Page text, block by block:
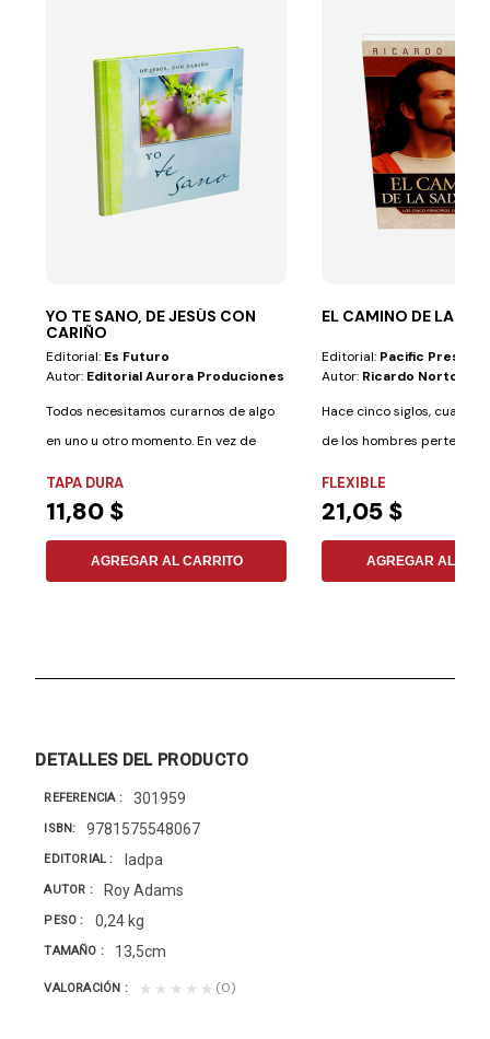
YO TE SANO, DE JESÚS CON
CARIÑO
Editorial: Es Futuro
Autor: Editorial Aurora Produciones
Todos necesitamos curarnos de algo
en uno u otro momento. En vez de
TAPA DURA
11,80 $
AGREGAR AL CARRITO
EL CAMINO DE LA
Editorial: Pacific Press
Autor: Ricardo Norton
Hace cinco siglos, cuando
de los hombres
FLEXIBLE
21,05 $
AGREGAR AL
DETALLES DEL PRODUCTO
REFERENCIA 301959
ISBN 9781575548067
EDITORIAL Iadpa
AUTOR Roy Adams
PESO 0,24 kg
TAMAÑO 13,5cm
VALORACIÓN ★★★★★ (0)